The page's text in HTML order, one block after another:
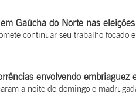
Gaúcha do Norte nas
continuar seu trabalho focado
envolvendo
a noite de domingo e